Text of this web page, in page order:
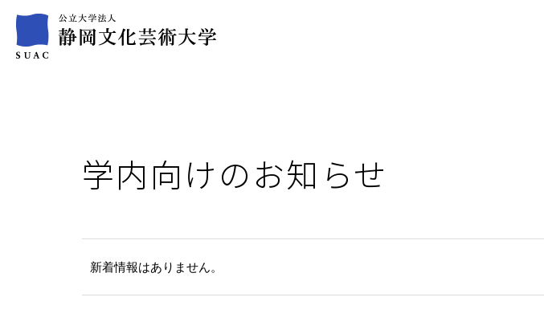
学内向けのお知らせ
新着情報はありません。